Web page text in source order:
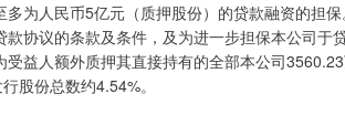
多为人民币5亿元（质押股份）的贷款融资的担
款协议的条款及条件，及为进一步担保本公司
受益人额外质押其直接持有的全部本公司
股份总数约4.54%。